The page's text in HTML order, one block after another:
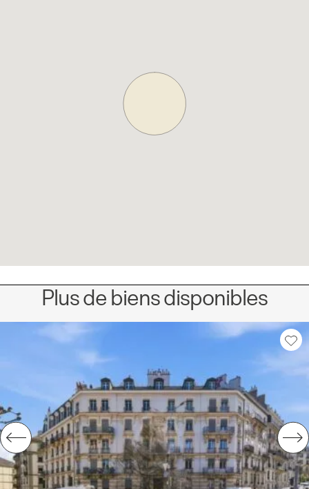
Plus de biens disponibles